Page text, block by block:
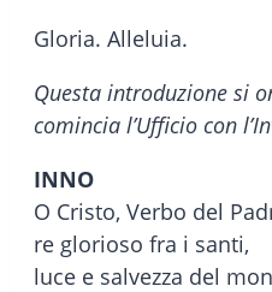
Gloria. Alleluia.
Questa introduzione si
comincia l’Ufficio con
INNO
O Cristo, Verbo del
re glorioso fra i santi,
luce e salvezza del